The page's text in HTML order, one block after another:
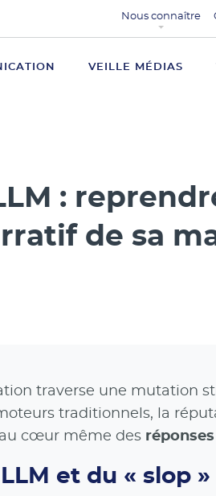
Nous connaître
VEILLE MÉDIAS
:
de sa
traverse une mutation
traditionnels, la
cœur même des
et du « slop